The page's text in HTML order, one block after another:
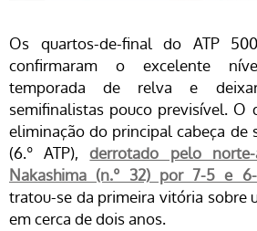
Os quartos-de-final do ATP
confirmaram o excelente
temporada de relva e
semifinalistas pouco previsível. O
eliminação do principal cabeça de
(6.º ATP),derrotado pelo norte-
Nakashima (n.º 32) por 7-5 e
tratou-se da primeira vitória sobre
em cerca de dois anos.